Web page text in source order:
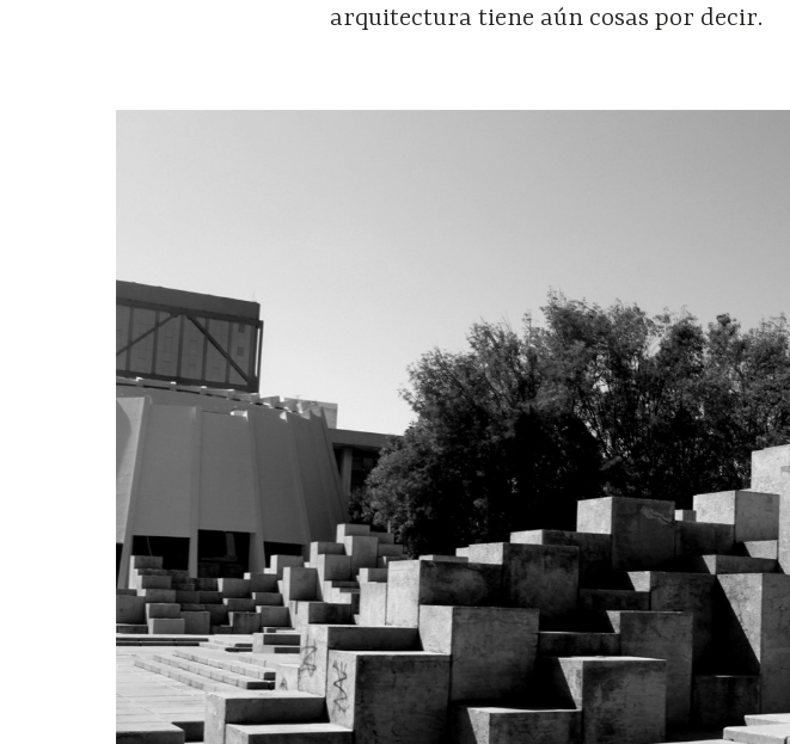
arquitectura tiene aún cosas por decir.